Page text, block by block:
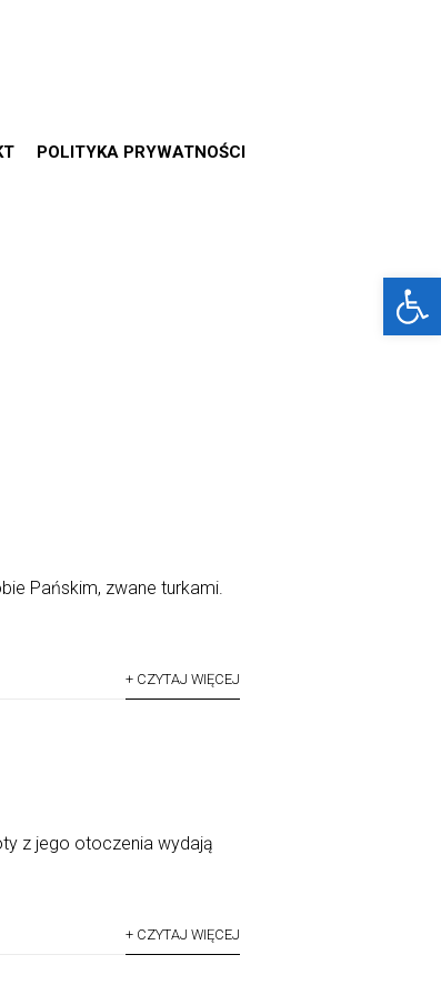
POLITYKA PRYWATNOŚCI
Pańskim, zwane turkami.
+ CZYTAJ WIĘCEJ
z jego otoczenia wydają
+ CZYTAJ WIĘCEJ